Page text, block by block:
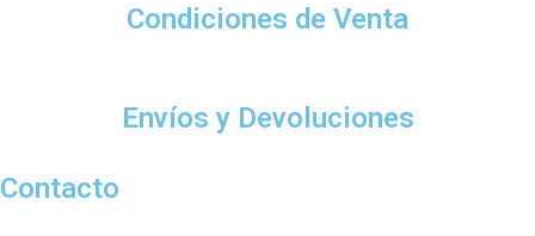
Condiciones de Venta
Envíos y Devoluciones
Contacto